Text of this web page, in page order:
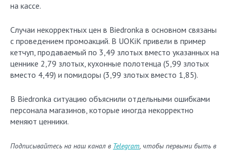
на кассе.
Случаи некорректных цен в Biedronka в основном связаны
с проведением промоакций. В UOKiK привели в пример
кетчуп, продаваемый по 3,49 злотых вместо указанных на
ценнике 2,79 злотых, кухонные полотенца (5,99 злотых
вместо 4,49) и помидоры (3,99 злотых вместо 1,85).
В Biedronka ситуацию объяснили отдельными ошибками
персонала магазинов, которые иногда некорректно
меняют ценники.
Подписывайтесь на наш канал в Telegram, чтобы первыми быть в